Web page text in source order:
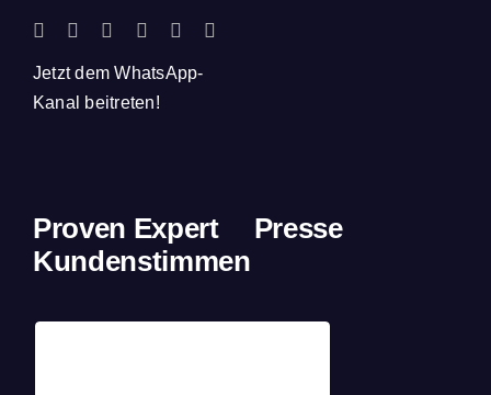
Jetzt dem WhatsApp-
Kanal beitreten!
Proven Expert
Kundenstimmen
Presse